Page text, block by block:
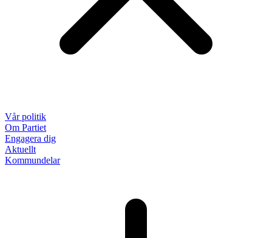
Vår politik
Om Partiet
Engagera dig
Aktuellt
Kommundelar